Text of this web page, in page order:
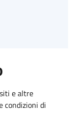
e altre
condizioni di